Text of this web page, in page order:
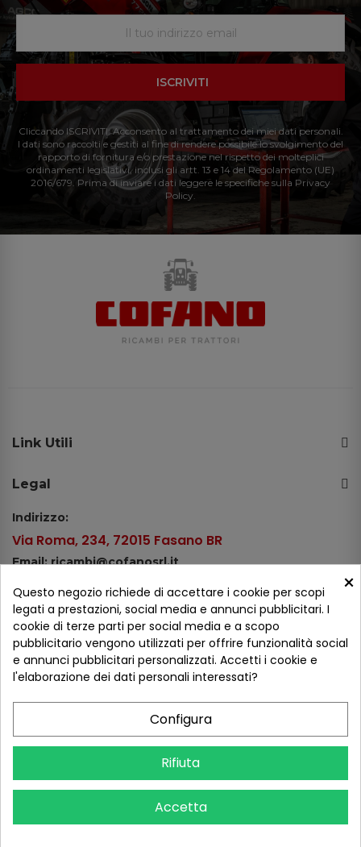
ISCRIVITI
Cliccando ISCRIVITI: Acconsento al trattamento dei miei dati personali.
I dati sono raccolti e gestiti al fine di rendere possibile lo svolgimento del
rapporto di fornitura e/o prestazione nel rispetto dei molteplici
ordinamenti legislativi, inclusi gli artt. 13 e 14 del Regolamento (UE)
2016/679. Prima di inviare i dati leggere le specifiche sulla Privacy
Policy.
Link Utili
Legal
Indirizzo:
Via Roma, 234, 72015 Fasano BR
Email: ricambi@cofanosrl.it
Tel.: +39 080 44 13 478
WhatsApp: +39 334 98 51 100
Metodi di pagamento
×
Questo negozio richiede di accettare i cookie per scopi
legati a prestazioni, social media e annunci pubblicitari. I
cookie di terze parti per social media e a scopo
pubblicitario vengono utilizzati per offrire funzionalità social
e annunci pubblicitari personalizzati. Accetti i cookie e
l'elaborazione dei dati personali interessati?
Configura
Rifiuta
Accetta